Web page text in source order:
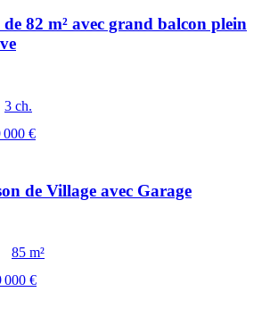
82 m² avec grand balcon plein
3 ch.
000 €
de Village avec Garage
85 m²
000 €